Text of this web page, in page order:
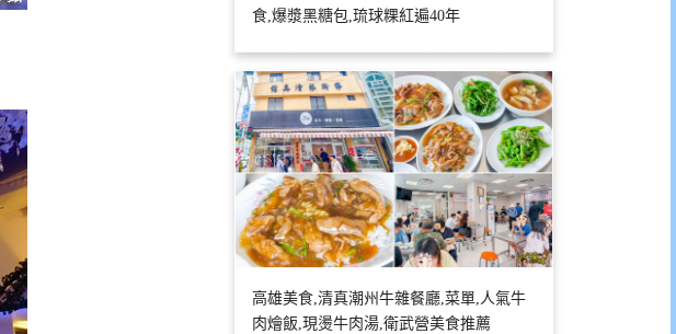
食,爆漿黑糖包,琉球粿紅遍40年
高雄美食,清真潮州牛雜餐廳,菜單,人氣牛
肉燴飯,現燙牛肉湯,衛武營美食推薦